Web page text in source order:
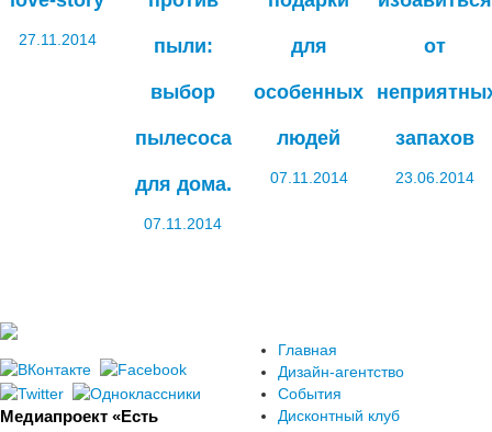
27.11.2014 пыли:
выбор
пылесоса
для дома.
07.11.2014
для
особенных
людей
07.11.2014
от
запахов
23.06.2014
Медиапроект «Есть
Главная
Дизайн-агентство
События
Дисконтный клуб